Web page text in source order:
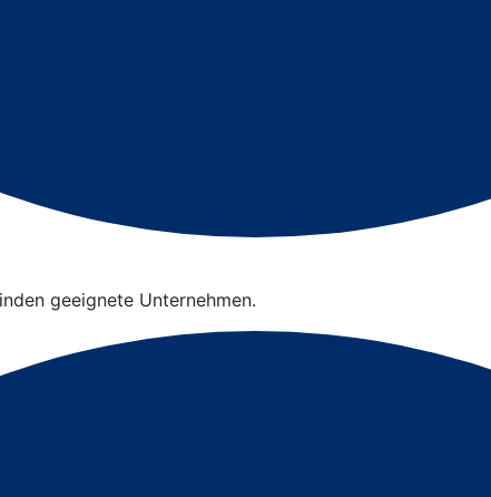
geeignete Unternehmen.